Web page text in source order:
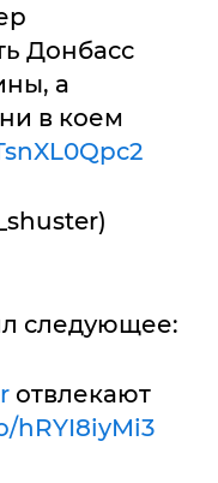
Донбасс
а
в коем
следующее:
отвлекают
hRYI8iyMi3